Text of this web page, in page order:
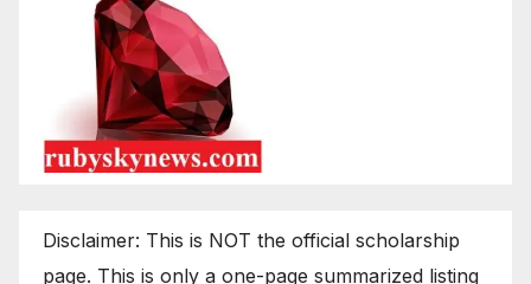
Disclaimer: This is NOT the official scholarship
page. This is only a one-page summarized listing